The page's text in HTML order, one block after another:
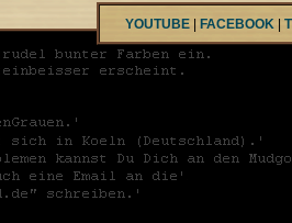
YOUTUBE FACEBOOK